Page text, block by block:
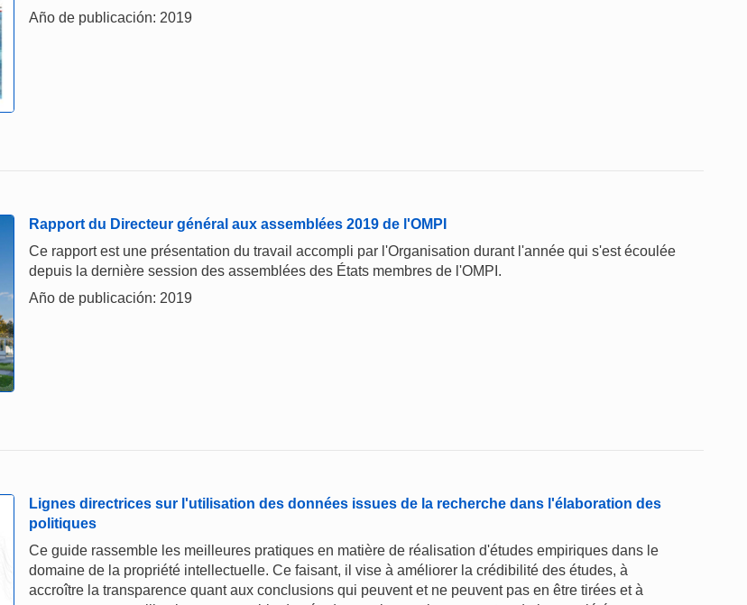
Año de publicación: 2019
Rapport du Directeur général aux assemblées 2019 de l'OMPI
Ce rapport est une présentation du travail accompli par l'Organisation durant l'année qui s'est écoulée
depuis la dernière session des assemblées des États membres de l'OMPI.
Año de publicación: 2019
Lignes directrices sur l'utilisation des données issues de la recherche dans l'élaboration des
politiques
Ce guide rassemble les meilleures pratiques en matière de réalisation d'études empiriques dans le
domaine de la propriété intellectuelle. Ce faisant, il vise à améliorer la crédibilité des études, à
accroître la transparence quant aux conclusions qui peuvent et ne peuvent pas en être tirées et à